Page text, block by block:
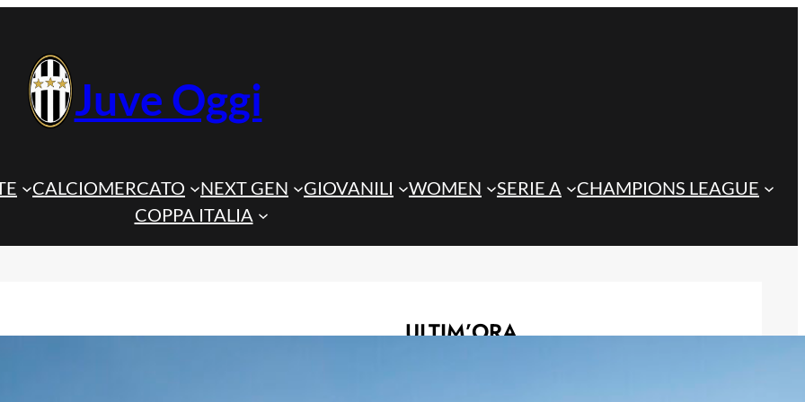
Juve Oggi
CALCIOMERCATO NEXT GEN GIOVANILI WOMEN SERIE A
CHAMPIONS LEAGUE
COPPA ITALIA
ULTIM’ORA